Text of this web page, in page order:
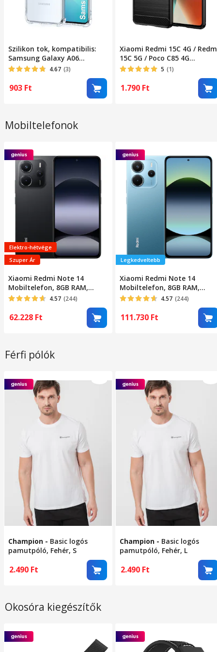
Szilikon tok, kompatibilis:
Samsung Galaxy A06
ütésálló átlátszó
4.67 (3)
903 Ft
Xiaomi Redmi 15C 4G /
15C 5G / Poco C85 4G
kompatibilis szilikon
hátlaptok, karbon mintás,
fekete, Carbon case
5 (1)
1.790 Ft
Mobiltelefonok
Elektro-hétvége
Szuper Ár
Xiaomi Redmi Note 14
Mobiltelefon, 8GB RAM,
256GB, Éjfekete
4.57 (244)
62.228 Ft
Legkedveltebb
Xiaomi Redmi Note 14
Mobiltelefon, 8GB RAM,
256GB, Kék 4.57 (244)
111.730 Ft
Férfi pólók
Champion - Basic logós
pamutpóló, Fehér, S
2.490 Ft
Champion - Basic logós
pamutpóló, Fehér, L
2.490 Ft
Okosóra kiegészítők